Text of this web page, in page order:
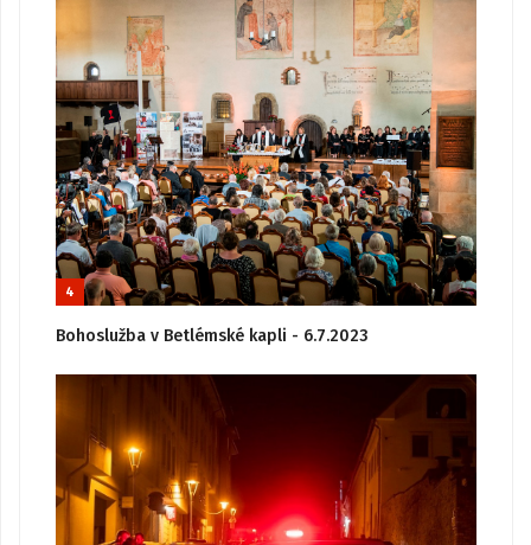
4
Bohoslužba v Betlémské kapli - 6.7.2023